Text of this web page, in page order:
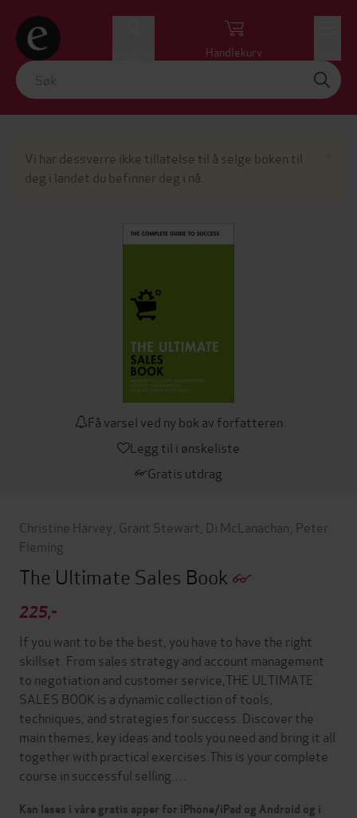
Handlekurv
Vi har dessverre ikke tillatelse til å selge boken til
deg i landet du befinner deg i nå.
Få varsel ved ny bok av forfatteren
Legg til i ønskeliste
Gratis utdrag
Christine Harvey Grant Stewart Di McLanachan Peter
Fleming
The Ultimate Sales Book
225,-
If you want to be the best, you have to have the right
skillset. From sales strategy and account management
to negotiation and customer service,THE ULTIMATE
SALES BOOK is a dynamic collection of tools,
techniques, and strategies for success. Discover the
main themes, key ideas and tools you need and bring it all
together with practical exercises.This is your complete
course in successful selling.…
Kan leses i våre gratis apper for iPhone/iPad og Android og i